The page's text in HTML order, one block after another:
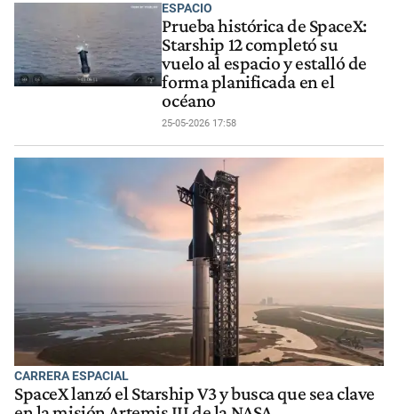
ESPACIO
Prueba histórica de SpaceX:
Starship 12 completó su
vuelo al espacio y estalló de
forma planificada en el
océano
25-05-2026 17:58
CARRERA ESPACIAL
SpaceX lanzó el Starship V3 y busca que sea clave